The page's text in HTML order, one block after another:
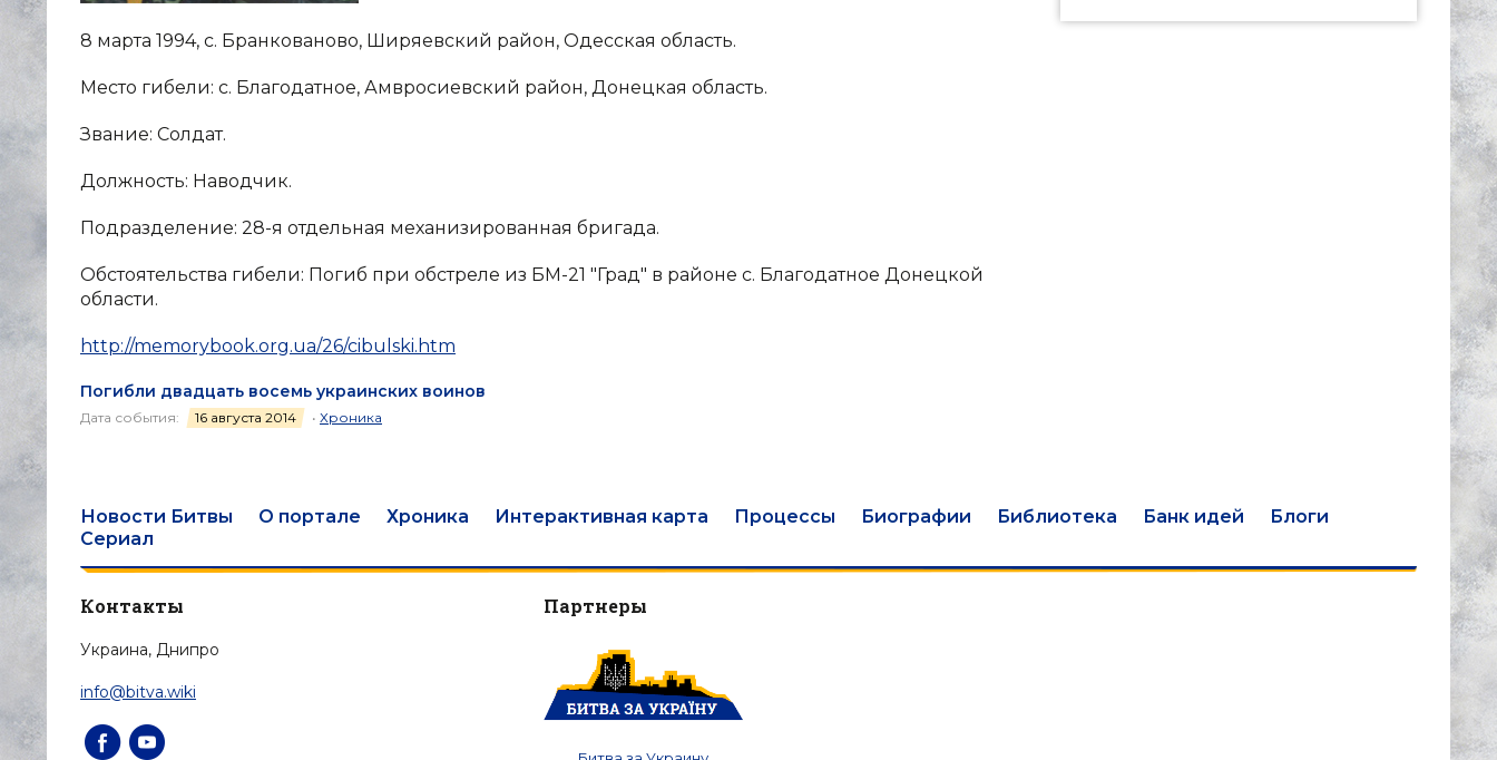
8 марта 1994, с. Бранкованово, Ширяевский район, Одесская область.
Место гибели: с. Благодатное, Амвросиевский район, Донецкая область.
Звание: Солдат.
Должность: Наводчик.
Подразделение: 28-я отдельная механизированная бригада.
Обстоятельства гибели: Погиб при обстреле из БМ-21 "Град" в районе с. Благодатное Донецкой
области.
http://memorybook.org.ua/26/cibulski.htm
Погибли двадцать восемь украинских воинов
Дата события: 16 августа 2014 • Хроника
Новости Битвы О портале Хроника Интерактивная карта Процессы Биографии Библиотека Банк идей
Блоги
Сериал
Контакты
Украина, Днипро
info@bitva.wiki
Партнеры